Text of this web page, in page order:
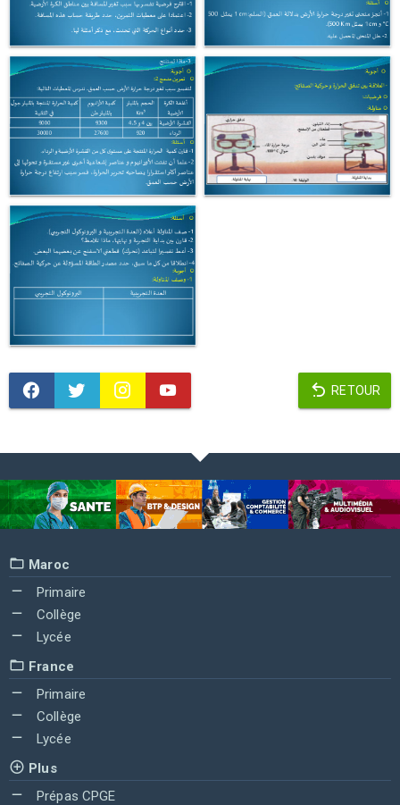
RETOUR
Maroc
Primaire
Collège
Lycée
France
Primaire
Collège
Lycée
Plus
Prépas CPGE